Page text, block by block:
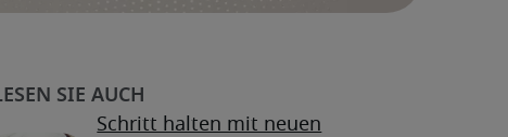
Schritt halten mit neuen